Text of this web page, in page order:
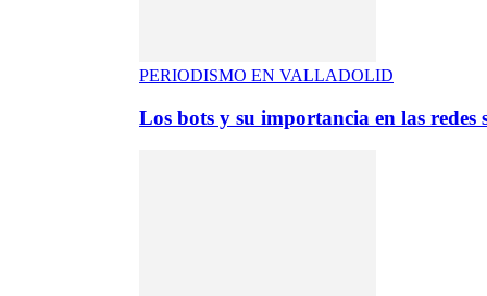
PERIODISMO EN VALLADOLID
Los bots y su importancia en las redes